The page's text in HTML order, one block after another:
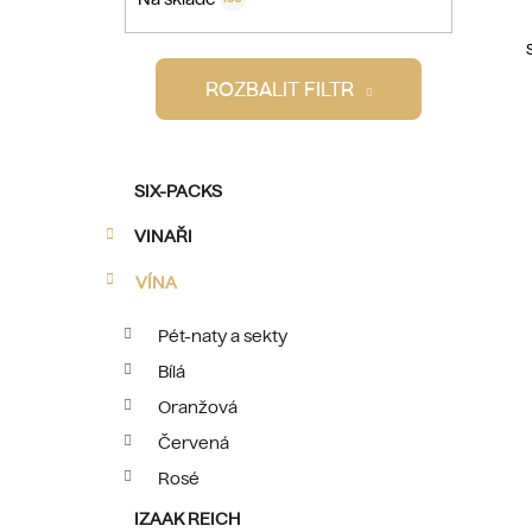
ROZBALIT FILTR
Přeskočit
g
SIX-PACKS
VINAŘI
VÍNA
Pét-naty a sekty
Bílá
Oranžová
Červená
Rosé
IZAAK REICH